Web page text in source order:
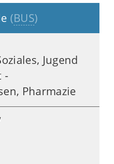
(BUS)
Jugend
-
Pharmazie